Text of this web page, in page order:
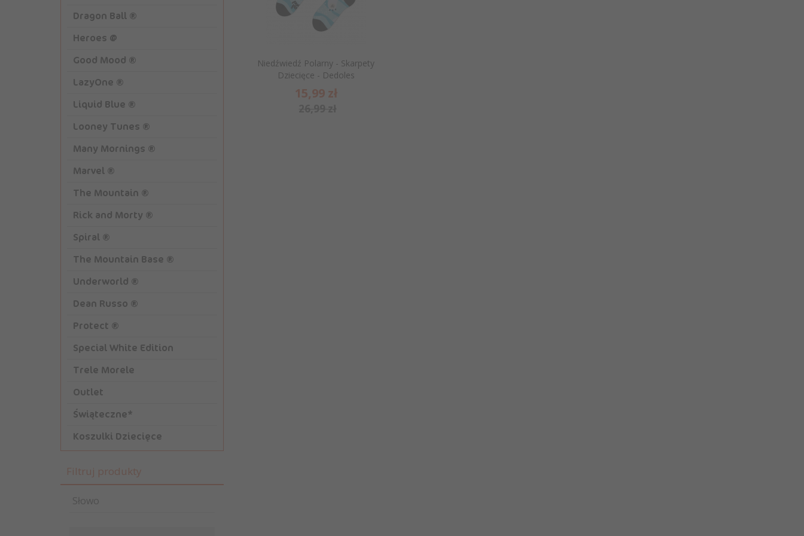
Dragon Ball ®
Heroes @
Good Mood ®
LazyOne ®
Liquid Blue ®
Looney Tunes ®
Many Mornings ®
Marvel ®
The Mountain ®
Rick and Morty ®
Spiral ®
The Mountain Base ®
Underworld ®
Dean Russo ®
Protect ®
Special White Edition
Trele Morele
Outlet
Świąteczne*
Koszulki Dziecięce
Filtruj produkty
Słowo
Niedźwiedź Polarny - Skarpety
Dziecięce - Dedoles
15,99 zł